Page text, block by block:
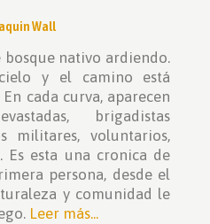
Wall
bosque nativo ardiendo.
y el camino está
cada curva, aparecen
brigadistas
militares, voluntarios,
Es esta una cronica de
persona, desde el
y comunidad le
Leer más...